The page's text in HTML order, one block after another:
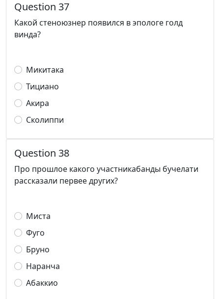
Question 37
Какой стеноюзнер появился в эпологе голд
винда?
Микитака
Тициано
Акира
Сколиппи
Question 38
Про прошлое какого участникабанды бучелати
рассказали первее других?
Миста
Фуго
Бруно
Наранча
Абаккио